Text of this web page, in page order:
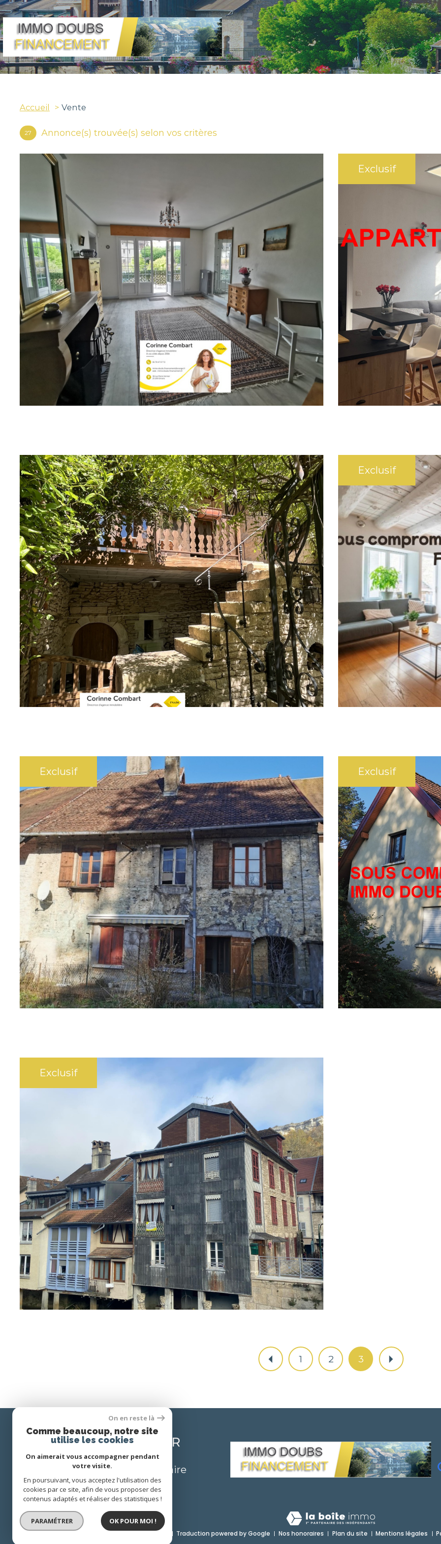
Accueil Vente
27 Annonce(s) trouvée(s) selon vos critères
Ornans (25290)
Appartement spacieux et lumineux avec
grande terrasse
SÉLECTIONNER 3823
Exclusif
Ornans (25290)
Appartement
SÉLECTIONNER
Ornans (25290)
Rare à Ornans Maison de caractère avec terrain
bord de loue
SÉLECTIONNER 3808
Exclusif
Ornans (25290)
Maison de ville
SÉLECTIONNER
Exclusif
Vuillafans (25840)
Maison de vigneron à rénover
SÉLECTIONNER 3793
Exclusif
Ornans (25290)
Maison
SÉLECTIONNER
Exclusif
Ornans (25290)
Immeuble centre d'Ornans
SÉLECTIONNER 3772
1 2 3
SE CONNECTER
espace propriétaire
Tous droits réservés Traduction powered by Google Nos honoraires Plan du site Mentions légales
On en reste là
Comme beaucoup, notre site
utilise les cookies
On aimerait vous accompagner pendant
votre visite.
En poursuivant, vous acceptez l'utilisation des
cookies par ce site, afin de vous proposer des
contenus adaptés et réaliser des statistiques !
PARAMÉTRER OK POUR MOI !